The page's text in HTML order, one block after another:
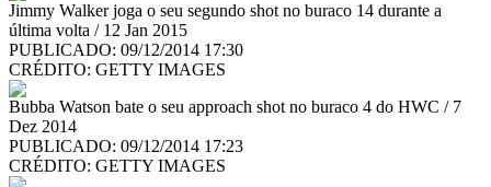
Jimmy Walker joga o seu segundo shot no buraco 14 durante a
última volta / 12 Jan 2015
PUBLICADO: 09/12/2014 17:30
CRÉDITO: GETTY IMAGES
Bubba Watson bate o seu approach shot no buraco 4 do HWC / 7
Dez 2014
PUBLICADO: 09/12/2014 17:23
CRÉDITO: GETTY IMAGES